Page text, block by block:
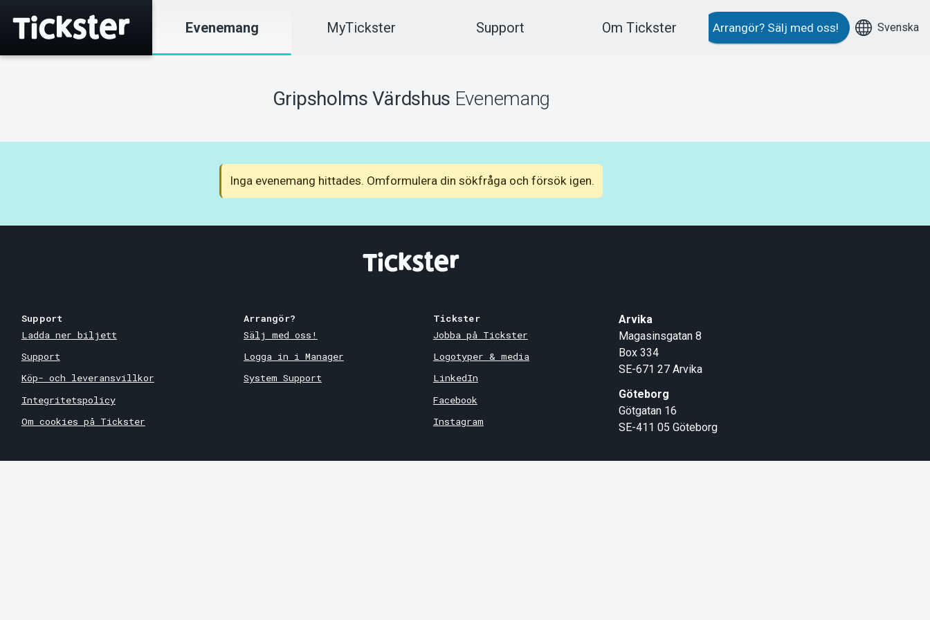
Evenemang MyTickster Support Om Tickster Arrangör? Sälj med oss! Svenska
Gripsholms Värdshus Evenemang
Inga evenemang hittades. Omformulera din sökfråga och försök igen.
Support
Ladda ner biljett
Support
Köp- och leveransvillkor
Integritetspolicy
Om cookies på Tickster
Arrangör?
Sälj med oss!
Logga in i Manager
System Support
Tickster
Jobba på Tickster
Logotyper & media
LinkedIn
Facebook
Instagram
Arvika
Magasinsgatan 8
Box 334
SE-671 27 Arvika
Göteborg
Götgatan 16
SE-411 05 Göteborg